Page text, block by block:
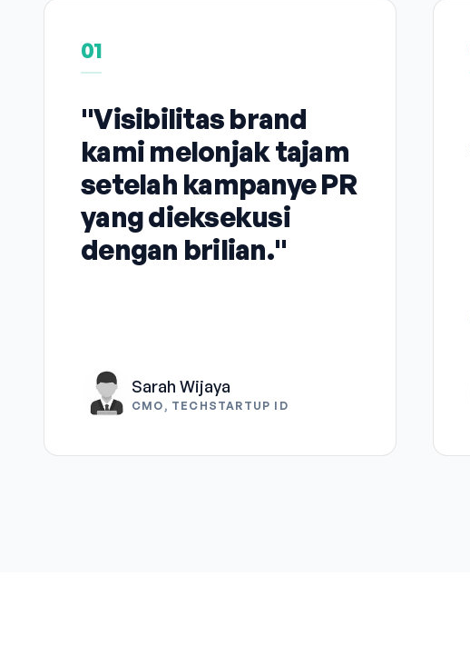
01
"Visibilitas brand
kami melonjak tajam
setelah kampanye PR
yang dieksekusi
dengan brilian."
Sarah Wijaya
CMO, TECHSTARTUP ID